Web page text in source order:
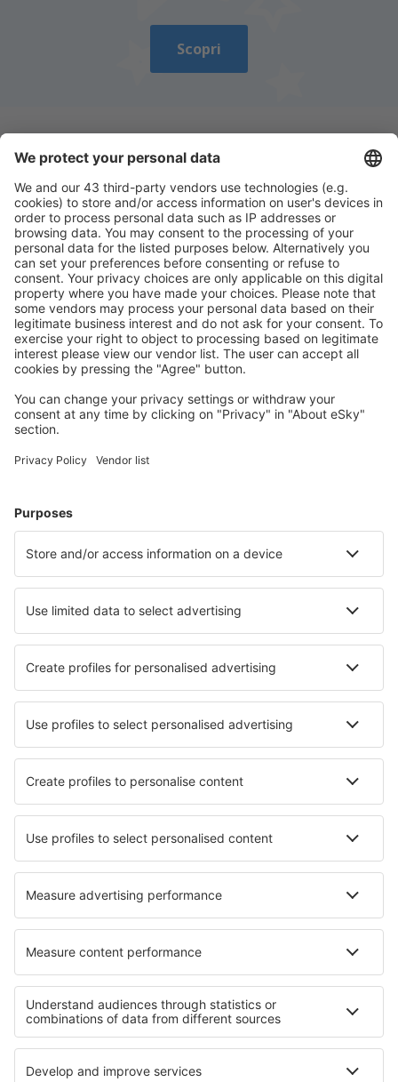
Scopri
Scarica la nostra appe programma
comodamente i tuoi viaggi
Pianifica il tuo viaggio
Voli
City Break
Volo+Hotel
Hotel
Parcheggi
Trasferimenti
Attrazioni
Eventi sportivi
Scopri di più
Applicazione mobile
Compagnie aeree
Ryanair
easyJet
Wizz Air
Volotea
Vueling
Informazioni su eSky
Termini e condizioni
Le mie prenotazioni
Informativa privacy
Assistenza e contatti